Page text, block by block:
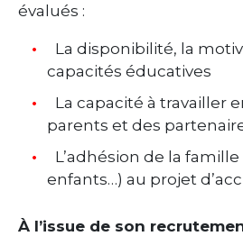
évalués :
La disponibilité, la
capacités éducatives
La capacité à travailler
parents et des
L’adhésion de la
enfants…) au projet
À l’issue de son